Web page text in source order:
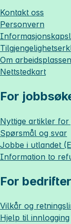
Kontakt oss
Personvern
Om
Nettstedkart
For
Nyttige artikler for
Spørsmål og svar
Jobbe i utlandet
Information to
For bedrifter
Vilkår og
Hjelp til innlogging